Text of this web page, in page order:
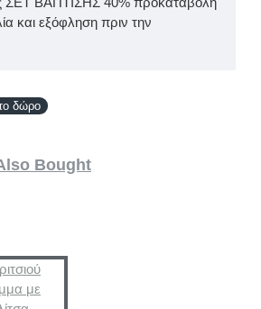
και εξόφληση πριν την
δώρο
Bought